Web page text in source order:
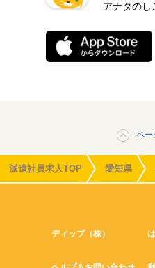
アナタのし
ペー
派遣社員求人TOP 愛知県
ディップ（株）